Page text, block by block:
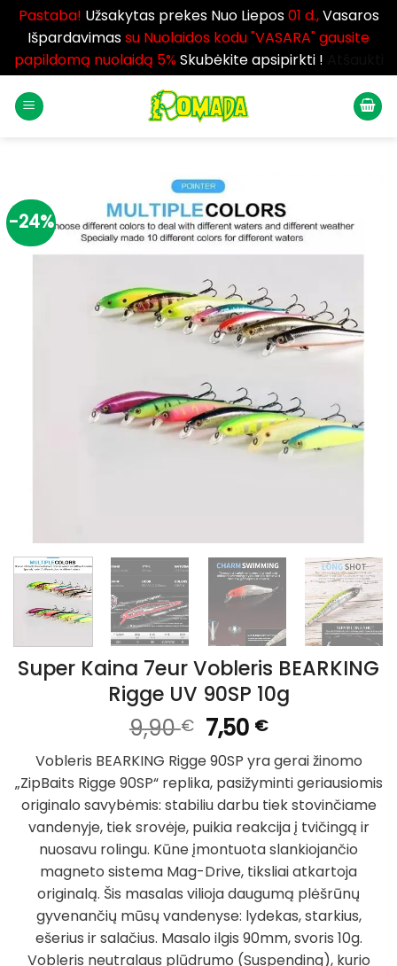
Pastaba! Užsakytas prekes Nuo Liepos01 d.,Vasaros
Išpardavimassu Nuolaidos kodu "VASARA" gausite
papildomą nuolaidą 5%Skubėkite apsipirkti !
-24%
Super Kaina 7eur Vobleris BEARKING
Rigge UV 90SP 10g
9,90€ Original
price
was:
9,90 €.
7,50 €Current
price
is:
7,50 €.
Vobleris BEARKING Rigge 90SP yra gerai žinomo
„ZipBaits Rigge 90SP“ replika, pasižyminti geriausiomis
originalo savybėmis: stabiliu darbu tiek stovinčiame
vandenyje, tiek srovėje, puikia reakcija į tvičingą ir
nuosavu rolingu. Kūne įmontuota slankiojančio
magneto sistema Mag-Drive, tiksliai atkartoja
originalą. Šis masalas vilioja daugumą plėšrūnų
gyvenančių mūsų vandenyse: lydekas, starkius,
ešerius ir salačius. Masalo ilgis 90mm, svoris 10g.
Vobleris neutralaus plūdrumo (Suspending), kurio